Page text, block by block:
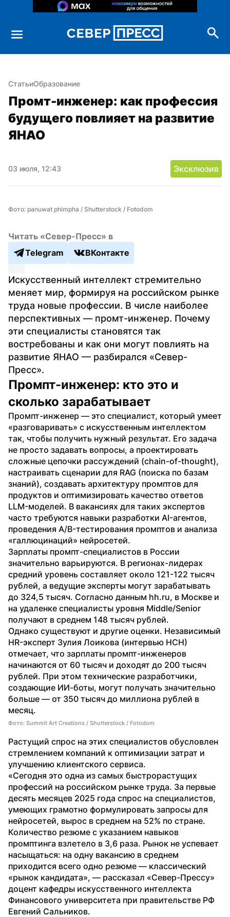
СтатьиОбразование
Промт-инженер: как профессия
будущего повлияет на развитие
ЯНАО
03 июля, 12:43 Эксклюзив
Фото: panuwat phimpha / Shutterstock / Fotodom
Читать «Север-Пресс» в
Telegram
ВКонтакте
Искусственный интеллект стремительно
меняет мир, формируя на российском рынке
труда новые профессии. В числе наиболее
перспективных — промт-инженер. Почему
эти специалисты становятся так
востребованы и как они могут повлиять на
развитие ЯНАО — разбирался «Север-
Пресс».
Промпт-инженер: кто это и
сколько зарабатывает
Промпт-инженер — это специалист, который умеет
«разговаривать» с искусственным интеллектом
так, чтобы получить нужный результат. Его задача
не просто задавать вопросы, а проектировать
сложные цепочки рассуждений (chain-of-thought),
настраивать сценарии для RAG (поиска по базам
знаний), создавать архитектуру промптов для
продуктов и оптимизировать качество ответов
LLM-моделей. В вакансиях для таких экспертов
часто требуются навыки разработки AI-агентов,
проведения A/B-тестирования промптов и анализа
«галлюцинаций» нейросетей.
Зарплаты промпт-специалистов в России
значительно варьируются. В регионах-лидерах
средний уровень составляет около 121-122 тысяч
рублей, а ведущие эксперты могут зарабатывать
до 324,5 тысяч. Согласно данным hh.ru, в Москве и
на удаленке специалисты уровня Middle/Senior
получают в среднем 148 тысяч рублей.
Однако существуют и другие оценки. Независимый
HR-эксперт Зулия Лоикова (интервью НСН)
отмечает, что зарплаты промпт-инженеров
начинаются от 60 тысяч и доходят до 200 тысяч
рублей. При этом технические разработчики,
создающие ИИ-боты, могут получать значительно
больше — от 350 тысяч до миллиона рублей в
месяц.
Фото: Summit Art Creations / Shutterstock / Fotodom
Растущий спрос на этих специалистов обусловлен
стремлением компаний к оптимизации затрат и
улучшению клиентского сервиса.
«Сегодня это одна из самых быстрорастущих
профессий на российском рынке труда. За первые
десять месяцев 2025 года спрос на специалистов,
умеющих грамотно формулировать запросы для
нейросетей, вырос в среднем на 52% по стране.
Количество резюме с указанием навыков
промптинга взлетело в 3,6 раза. Рынок не успевает
насыщаться: на одну вакансию в среднем
приходится всего одно резюме — классический
«рынок кандидата», — рассказал «Север-Прессу»
доцент кафедры искусственного интеллекта
Финансового университета при правительстве РФ
Евгений Сальников.